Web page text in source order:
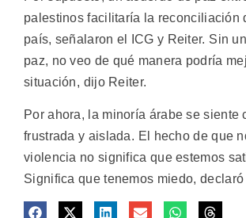
palestinos facilitaría la reconciliación
país, señalaron el ICG y Reiter. Sin
paz, no veo de qué manera podría
situación, dijo Reiter.
Por ahora, la minoría árabe se siente
frustrada y aislada. El hecho de que
violencia no significa que estemos
Significa que tenemos miedo,